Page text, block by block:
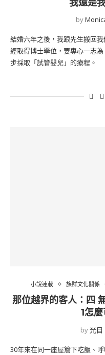
我還是
by
結婚六年之後，我跟先生搬回
經取得博士學位，要專心一志
步採取「試管嬰兒」的療程。
小說連載 族群文化關係
那位越界的客人：四
1怎
by光目
30年來在同一座屋簷下吃飯、